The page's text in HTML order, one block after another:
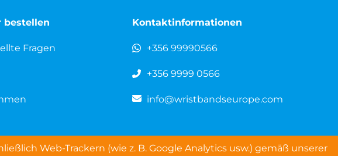
Web-Trackern (wie z. B. Google Analytics usw.) gemäß unserer
bestellen
Fragen
Kontaktinformationen
+356 99990566
+356 9999 0566
info@wristbandseurope.com